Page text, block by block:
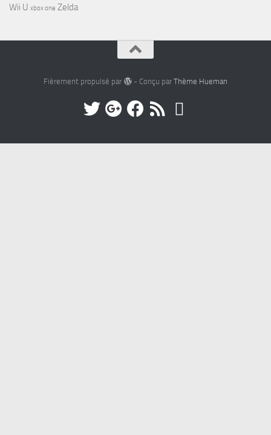
Wii U xbox one Zelda
Fièrement propulsé par - Conçu par Thème Hueman